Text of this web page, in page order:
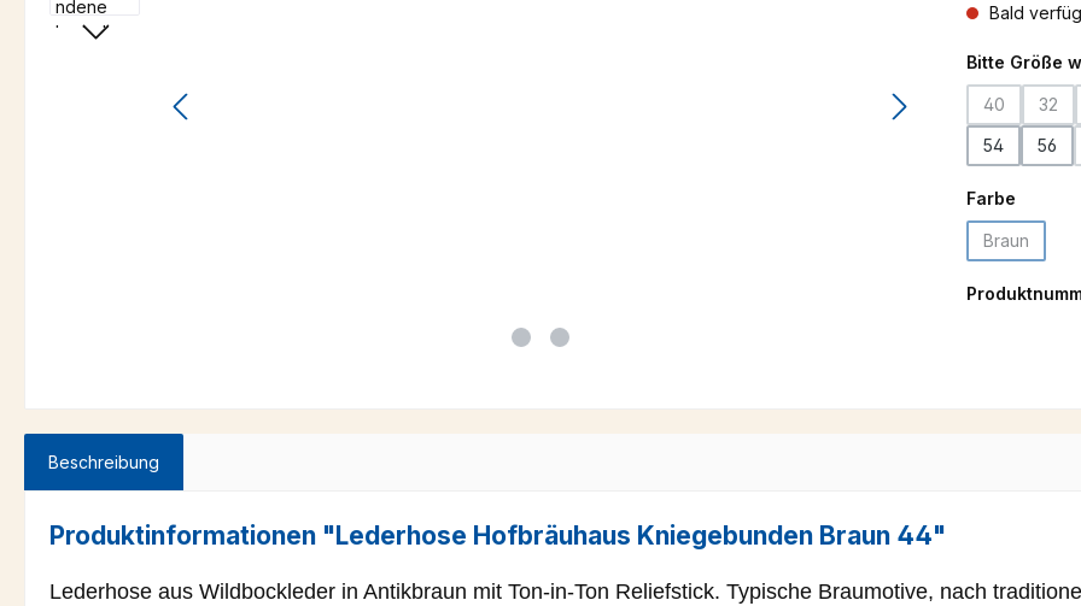
Bald
Bitte Größe
40 32
54 56
Farbe
Braun
Beschreibung
Produktinformationen "Lederhose Hofbräuhaus Kniegebunden Braun 44"
Lederhose aus Wildbockleder in Antikbraun mit Ton-in-Ton Reliefstick. Typische Braumotive, nach